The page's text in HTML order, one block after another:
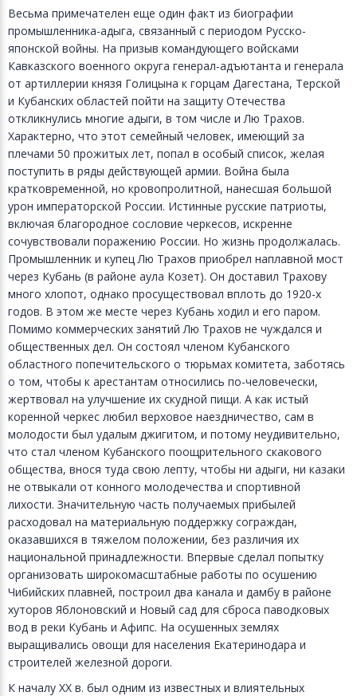
Весьма примечателен еще один факт из биографии
промышленника-адыга, связанный с периодом Русско-
японской войны. На призыв командующего войсками
Кавказского военного округа генерал-адъютанта и генерала
от артиллерии князя Голицына к горцам Дагестана, Терской
и Кубанских областей пойти на защиту Отечества
откликнулись многие адыги, в том числе и Лю Трахов.
Характерно, что этот семейный человек, имеющий за
плечами 50 прожитых лет, попал в особый список, желая
поступить в ряды действующей армии. Война была
кратковременной, но кровопролитной, нанесшая большой
урон императорской России. Истинные русские патриоты,
включая благородное сословие черкесов, искренне
сочувствовали поражению России. Но жизнь продолжалась.
Промышленник и купец Лю Трахов приобрел наплавной мост
через Кубань (в районе аула Козет). Он доставил Трахову
много хлопот, однако просуществовал вплоть до 1920-х
годов. В этом же месте через Кубань ходил и его паром.
Помимо коммерческих занятий Лю Трахов не чуждался и
общественных дел. Он состоял членом Кубанского
областного попечительского о тюрьмах комитета, заботясь
о том, чтобы к арестантам относились по-человечески,
жертвовал на улучшение их скудной пищи. А как истый
коренной черкес любил верховое наездничество, сам в
молодости был удалым джигитом, и потому неудивительно,
что стал членом Кубанского поощрительного скакового
общества, внося туда свою лепту, чтобы ни адыги, ни казаки
не отвыкали от конного молодечества и спортивной
лихости. Значительную часть получаемых прибылей
расходовал на материальную поддержку сограждан,
оказавшихся в тяжелом положении, без различия их
национальной принадлежности. Впервые сделал попытку
организовать широкомасштабные работы по осушению
Чибийских плавней, построил два канала и дамбу в районе
хуторов Яблоновский и Новый сад для сброса паводковых
вод в реки Кубань и Афипс. На осушенных землях
выращивались овощи для населения Екатеринодара и
строителей железной дороги.
К началу XX в. был одним из известных и влиятельных